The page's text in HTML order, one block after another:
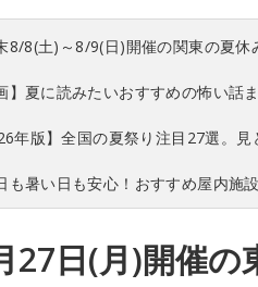
8/8(土)～8/9(日)開催の関東の夏休
】夏に読みたいおすすめの怖い話
年版】全国の夏祭り注目27選。見
も暑い日も安心！おすすめ屋内施
27日(月)開催